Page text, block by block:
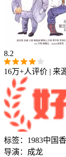
8.2
16万+人评价 | 来
标签： 1983中国
导演： 成龙